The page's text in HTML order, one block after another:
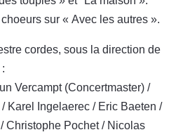
sur « Avec les autres ».
cordes, sous la direction de
Vercampt (Concertmaster) /
Karel Ingelaerec / Eric Baeten /
Christophe Pochet / Nicolas